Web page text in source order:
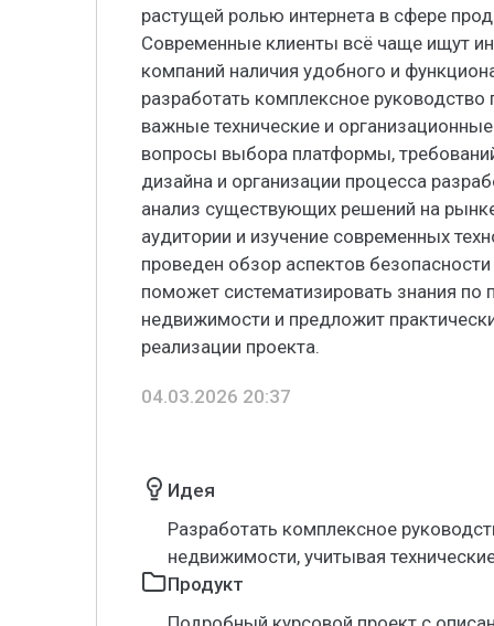
растущей ролью интернета в сфере
Современные клиенты всё чаще ищут
компаний наличия удобного и
разработать комплексное
важные технические и
вопросы выбора платформы,
дизайна и организации процесса
анализ существующих решений на
аудитории и изучение современных
проведен обзор аспектов
поможет систематизировать знания по
недвижимости и предложит
реализации проекта.
04.03.2026 20:37
Идея
Разработать комплексное
недвижимости, учитывая
Продукт